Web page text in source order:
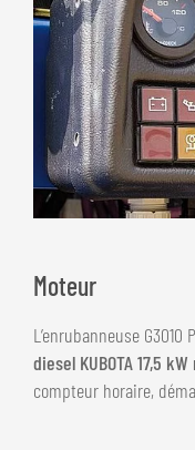
Moteur
L’enrubanneuse
diesel KUBOTA 17,5
compteur horaire,